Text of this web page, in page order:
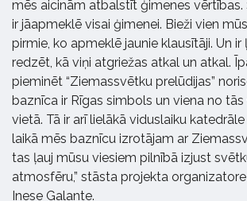
mēs aicinām atbalstīt ģimenes vērtības.
ir jāapmeklē visai ģimenei. Bieži vien
pirmie, ko apmeklē jaunie klausītāji. Un
redzēt, kā viņi atgriežas atkal un atkal.
pieminēt “Ziemassvētku prelūdijas”
baznīca ir Rīgas simbols un viena no
vietā. Tā ir arī lielākā viduslaiku
laikā mēs baznīcu izrotājam ar
tas ļauj mūsu viesiem pilnībā izjust
atmosfēru,” stāsta projekta
Inese Galante.